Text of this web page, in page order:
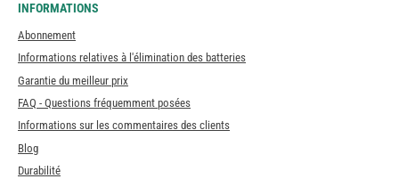
INFORMATIONS
Abonnement
Informations relatives à l'élimination des batteries
Garantie du meilleur prix
FAQ - Questions fréquemment posées
Informations sur les commentaires des clients
Blog
Durabilité